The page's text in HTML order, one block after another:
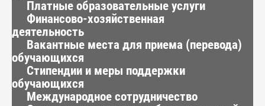
Платные образовательные услуги
Финансово-хозяйственная
деятельность
Вакантные места для приема (перевода)
обучающихся
Стипендии и меры поддержки
обучающихся
Международное сотрудничество